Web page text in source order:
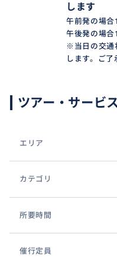
します
午前発の場合
午後発の場合
※当日の交通
します。ご了
ツアー・サービ
エリア
カテゴリ
所要時間
催行定員